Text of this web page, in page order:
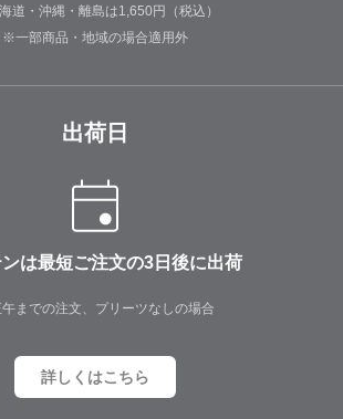
道・沖縄・離島は1,650円（税込）
※一部商品・地域の場合適用外
出荷日
は最短ご注文の3日後に出荷
までの注文、プリーツなしの場合
詳しくはこちら